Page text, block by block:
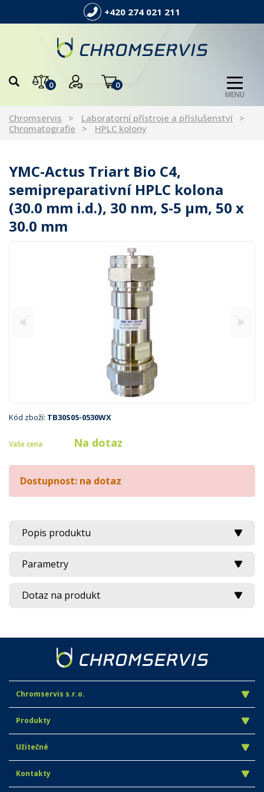
+420 274 021 211
0 0
MENU
Chromservis
Laboratorní přístroje a příslušenství
Chromatografie
HPLC kolony
YMC-Actus Triart Bio C4,
semipreparativní HPLC kolona
(30.0 mm i.d.), 30 nm, S-5 µm, 50 x
30.0 mm
Kód zboží: TB30S05-0530WX
Vaše cena Na dotaz
Dostupnost: na dotaz
Popis produktu
Parametry
Dotaz na produkt
Chromservis s.r.o.
Produkty
Užitečné
Kontakty